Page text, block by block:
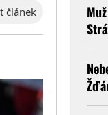
článek